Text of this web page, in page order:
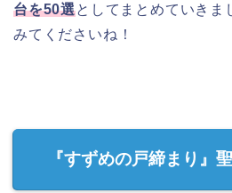
台を50選としてまとめていきま
みてくださいね！
『すずめの戸締まり』